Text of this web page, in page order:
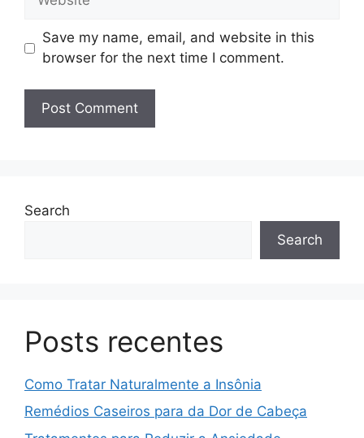
Save my name, email, and website in this
browser for the next time I comment.
Search
Search
Posts recentes
Como Tratar Naturalmente a Insônia
Remédios Caseiros para da Dor de Cabeça